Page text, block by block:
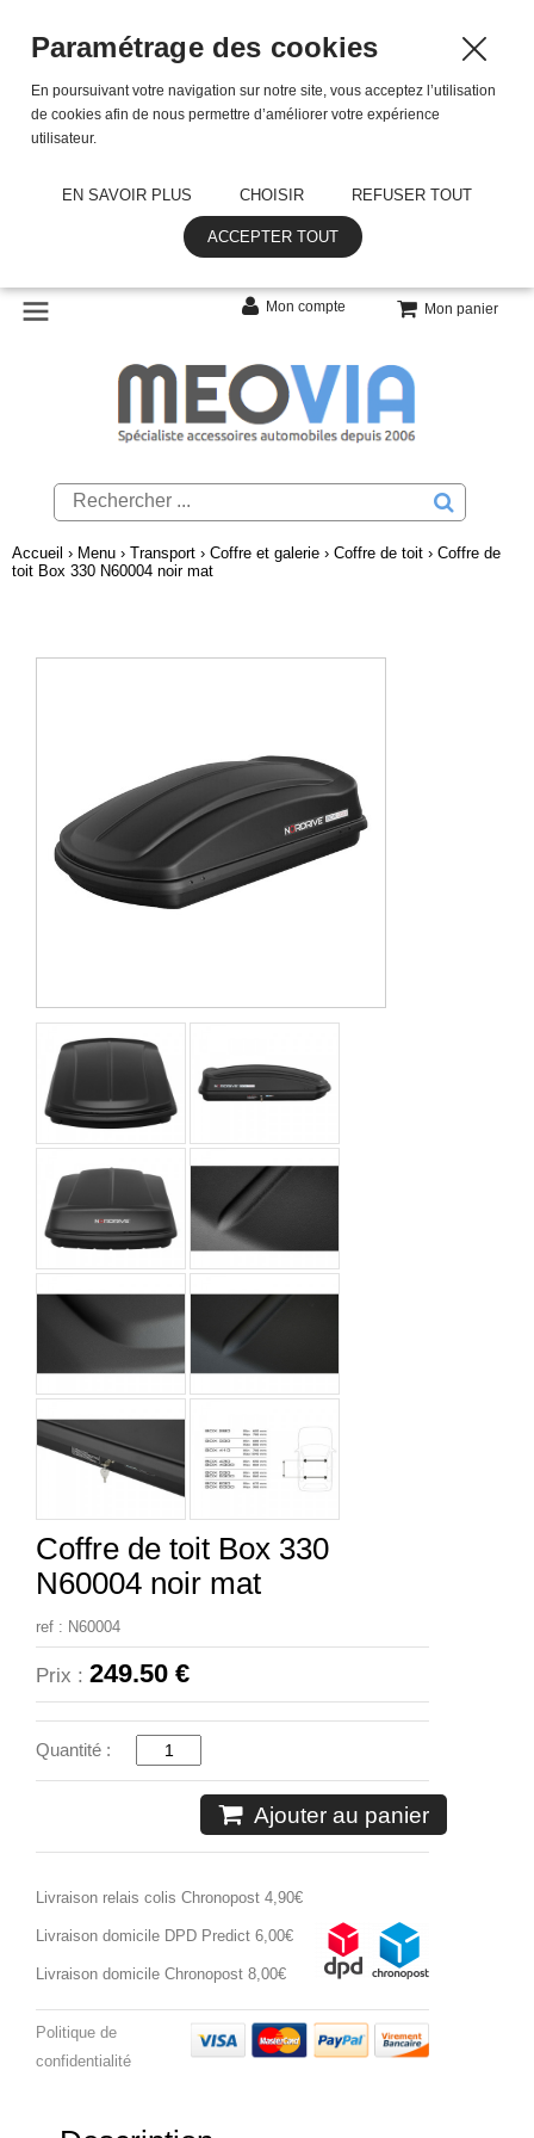
Mon compte Mon panier
Accueil › Menu › Transport › Coffre et galerie › Coffre de toit › Coffre de
toit Box 330 N60004 noir mat
Coffre de toit Box 330
N60004 noir mat
ref : N60004
Prix : 249.50 €
Quantité :
Ajouter au panier
Livraison relais colis Chronopost 4,90€
Livraison domicile DPD Predict 6,00€
Livraison domicile Chronopost 8,00€
Politique de
confidentialité
Paramétrage des cookies
En poursuivant votre navigation sur notre site, vous acceptez l’utilisation
de cookies afin de nous permettre d’améliorer votre expérience
utilisateur.
EN SAVOIR PLUS CHOISIR REFUSER TOUT
ACCEPTER TOUT